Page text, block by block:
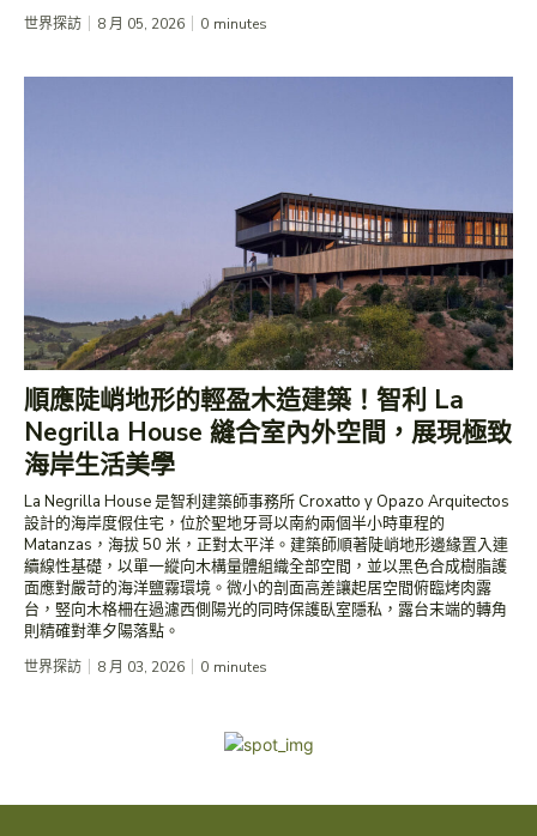
世界探訪 8 月 05, 2026 0 minutes
順應陡峭地形的輕盈木造建築！智利 La
Negrilla House 縫合室內外空間，展現極致
海岸生活美學
La Negrilla House 是智利建築師事務所 Croxatto y Opazo Arquitectos
設計的海岸度假住宅，位於聖地牙哥以南約兩個半小時車程的
Matanzas，海拔 50 米，正對太平洋。建築師順著陡峭地形邊緣置入連
續線性基礎，以單一縱向木構量體組織全部空間，並以黑色合成樹脂護
面應對嚴苛的海洋鹽霧環境。微小的剖面高差讓起居空間俯臨烤肉露
台，竪向木格柵在過濾西側陽光的同時保護臥室隱私，露台末端的轉角
則精確對準夕陽落點。
世界探訪 8 月 03, 2026 0 minutes